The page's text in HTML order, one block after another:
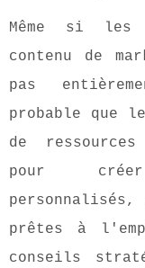
Même si les
contenu de
pas
probable que
de
pour
personnalisés,
prêtes à
conseils